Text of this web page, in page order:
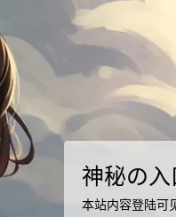
神秘の入
本站内容登陆可